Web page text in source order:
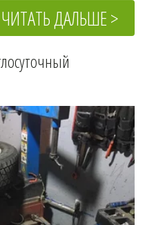
ЧИТАТЬ ДАЛЬШЕ >